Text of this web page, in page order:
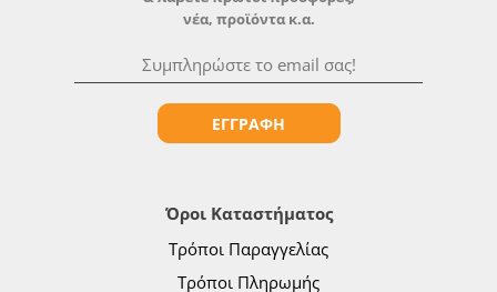
Όροι Καταστήματος
Τρόποι Παραγγελίας
Τρόποι Πληρωμής
νέα, προϊόντα κ.α.
ΕΓΓΡΑΦΗ